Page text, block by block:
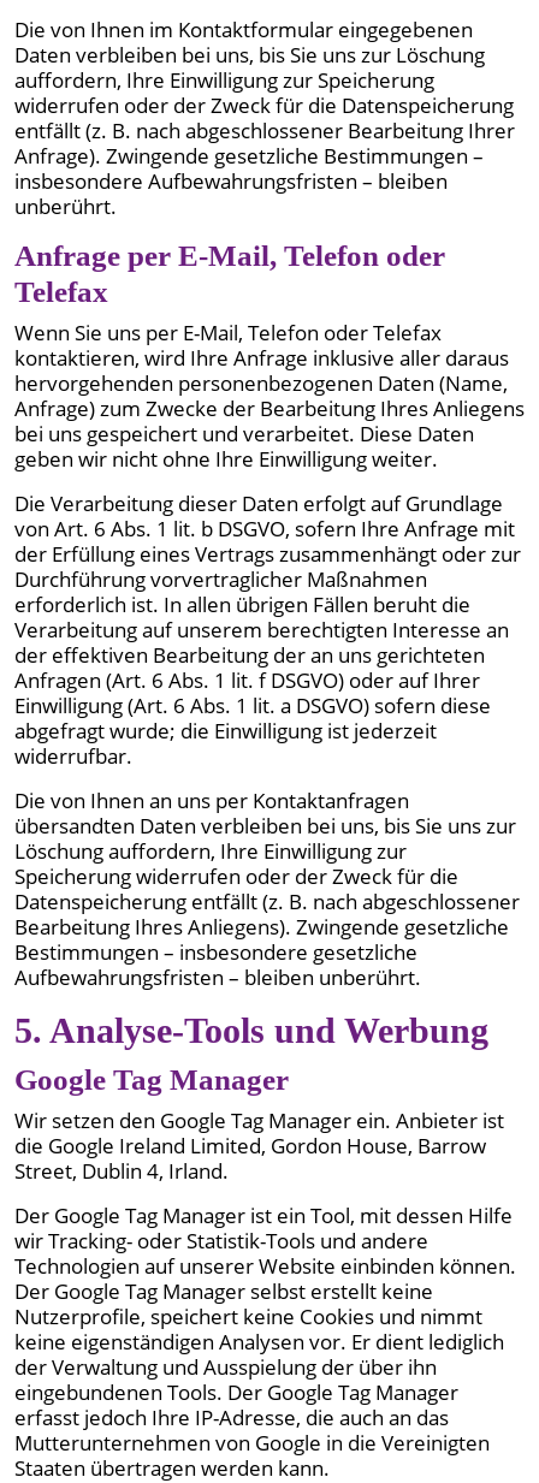
Die von Ihnen im Kontaktformular eingegebenen
Daten verbleiben bei uns, bis Sie uns zur Löschung
auffordern, Ihre Einwilligung zur Speicherung
widerrufen oder der Zweck für die Datenspeicherung
entfällt (z. B. nach abgeschlossener Bearbeitung Ihrer
Anfrage). Zwingende gesetzliche Bestimmungen –
insbesondere Aufbewahrungsfristen – bleiben
unberührt.
Anfrage per E-Mail, Telefon oder
Telefax
Wenn Sie uns per E-Mail, Telefon oder Telefax
kontaktieren, wird Ihre Anfrage inklusive aller daraus
hervorgehenden personenbezogenen Daten (Name,
Anfrage) zum Zwecke der Bearbeitung Ihres Anliegens
bei uns gespeichert und verarbeitet. Diese Daten
geben wir nicht ohne Ihre Einwilligung weiter.
Die Verarbeitung dieser Daten erfolgt auf Grundlage
von Art. 6 Abs. 1 lit. b DSGVO, sofern Ihre Anfrage mit
der Erfüllung eines Vertrags zusammenhängt oder zur
Durchführung vorvertraglicher Maßnahmen
erforderlich ist. In allen übrigen Fällen beruht die
Verarbeitung auf unserem berechtigten Interesse an
der effektiven Bearbeitung der an uns gerichteten
Anfragen (Art. 6 Abs. 1 lit. f DSGVO) oder auf Ihrer
Einwilligung (Art. 6 Abs. 1 lit. a DSGVO) sofern diese
abgefragt wurde; die Einwilligung ist jederzeit
widerrufbar.
Die von Ihnen an uns per Kontaktanfragen
übersandten Daten verbleiben bei uns, bis Sie uns zur
Löschung auffordern, Ihre Einwilligung zur
Speicherung widerrufen oder der Zweck für die
Datenspeicherung entfällt (z. B. nach abgeschlossener
Bearbeitung Ihres Anliegens). Zwingende gesetzliche
Bestimmungen – insbesondere gesetzliche
Aufbewahrungsfristen – bleiben unberührt.
5. Analyse-Tools und Werbung
Google Tag Manager
Wir setzen den Google Tag Manager ein. Anbieter ist
die Google Ireland Limited, Gordon House, Barrow
Street, Dublin 4, Irland.
Der Google Tag Manager ist ein Tool, mit dessen Hilfe
wir Tracking- oder Statistik-Tools und andere
Technologien auf unserer Website einbinden können.
Der Google Tag Manager selbst erstellt keine
Nutzerprofile, speichert keine Cookies und nimmt
keine eigenständigen Analysen vor. Er dient lediglich
der Verwaltung und Ausspielung der über ihn
eingebundenen Tools. Der Google Tag Manager
erfasst jedoch Ihre IP-Adresse, die auch an das
Mutterunternehmen von Google in die Vereinigten
Staaten übertragen werden kann.